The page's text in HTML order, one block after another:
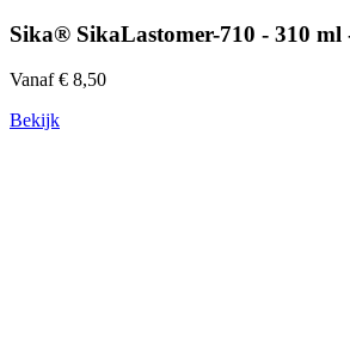
Sika® SikaLastomer-710 - 310 ml
Vanaf € 8,50
Bekijk